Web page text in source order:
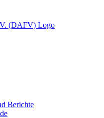
Berichte